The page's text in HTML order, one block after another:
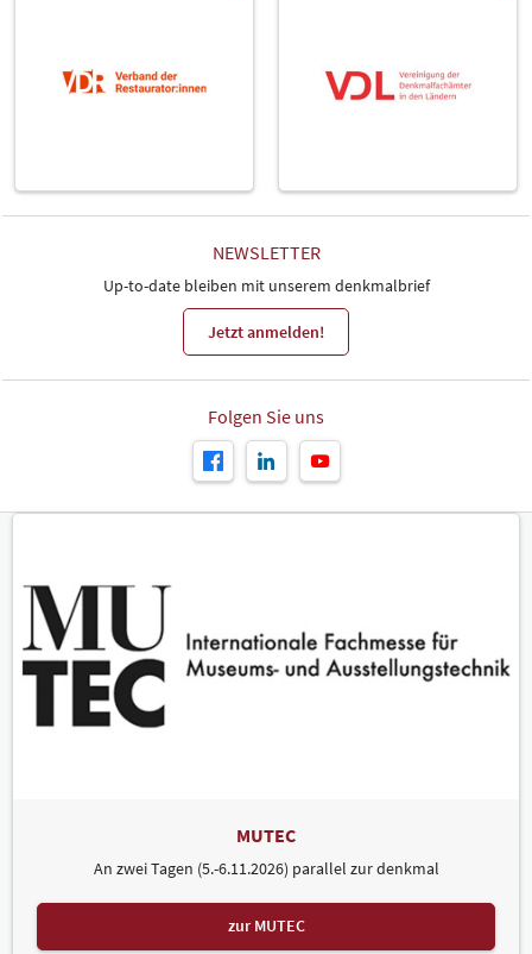
NEWSLETTER
Up-to-date bleiben mit unserem denkmalbrief
Jetzt anmelden!
Folgen Sie uns
MUTEC
An zwei Tagen (5.-6.11.2026) parallel zur denkmal
zur MUTEC